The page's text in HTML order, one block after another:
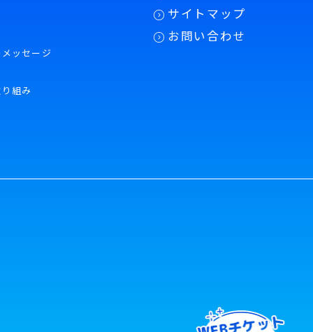
ッセージ
組み
サイトマップ
お問い合わせ